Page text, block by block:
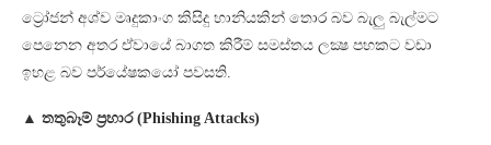
ට්‍රෝජන් අශ්ව මෘදුකාංග කිසිදු හානියකින් තොර බව බැලු බැල්මට
පෙනෙන අතර ඒවායේ බාගත කිරීම් සමස්තය ලක්‍ෂ පහකට වඩා
ඉහළ බව පර්යේෂකයෝ පවසති.
▲ තතුබෑම් ප්‍රහාර (Phishing Attacks)